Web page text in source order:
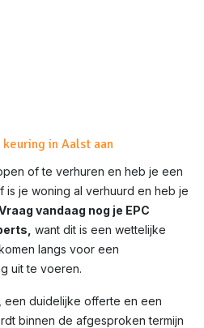
keuring in Aalst aan
of te verhuren en heb je een
is je woning al verhuurd en heb je
vandaag nog je EPC
want dit is een wettelijke
langs voor een
uit te voeren.
duidelijke offerte en een
binnen de afgesproken termijn